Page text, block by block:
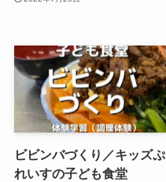
ビビンバづくり／キッズぷ
れいすの子ども食堂